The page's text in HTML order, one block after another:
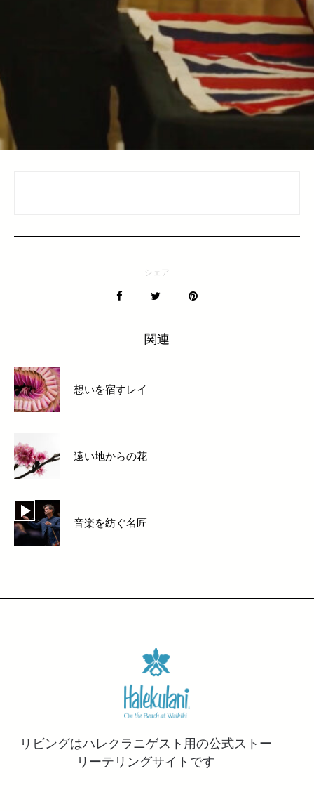
シェア
関連
想いを宿すレイ
遠い地からの花
音楽を紡ぐ名匠
リビングはハレクラニゲスト用の公式ストー
リーテリングサイトです